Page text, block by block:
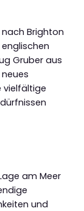
Brighton
Gruber aus
vielfältige
am Meer
und